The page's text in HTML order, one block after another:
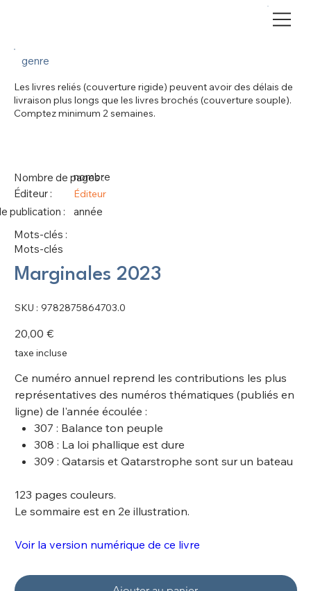
Nombre de pages :
Éditeur :
publication :
nombre
Éditeur
année
Mots-clés :
Mots-clés
genre
Les livres reliés (couverture rigide) peuvent avoir des délais de
livraison plus longs que les livres brochés (couverture souple).
Comptez minimum 2 semaines.
Marginales 2023
SKU : SKU
9782875864703.0
9782875864703.0
Prix
20,00 €
taxe incluse
Ce numéro annuel reprend les contributions les plus
représentatives des numéros thématiques (publiés en
ligne) de l'année écoulée :
307 : Balance ton peuple
308 : La loi phallique est dure
309 : Qatarsis et Qatarstrophe sont sur un bateau
123 pages couleurs.
Le sommaire est en 2e illustration.
Voir la version numérique de ce livre